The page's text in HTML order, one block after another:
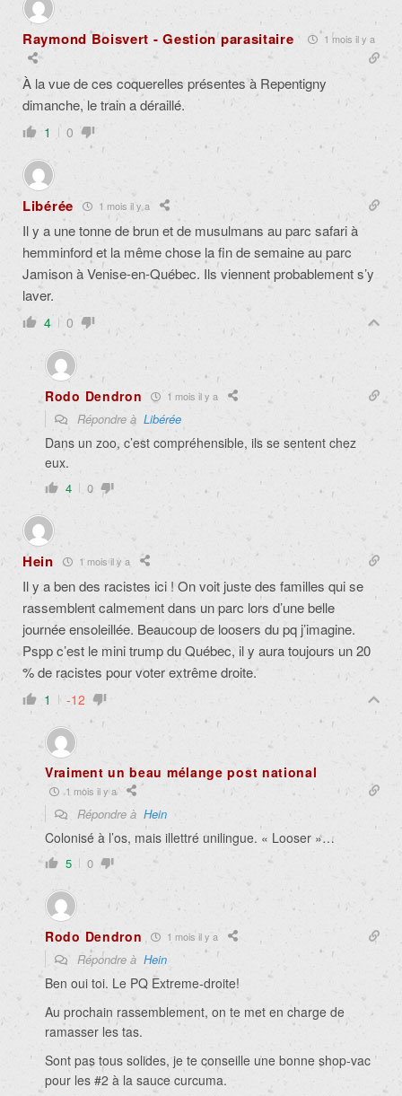
Raymond Boisvert - Gestion parasitaire 1 mois il y a
À la vue de ces coquerelles présentes à Repentigny
dimanche, le train a déraillé.
1 0
Libérée 1 mois il y a
Il y a une tonne de brun et de musulmans au parc safari à
hemminford et la même chose la fin de semaine au parc
Jamison à Venise-en-Québec. Ils viennent probablement s’y
laver.
4 0
Rodo Dendron 1 mois il y a
Répondre à Libérée
Dans un zoo, c’est compréhensible, ils se sentent chez
eux.
4 0
Hein 1 mois il y a
Il y a ben des racistes ici ! On voit juste des familles qui se
rassemblent calmement dans un parc lors d’une belle
journée ensoleillée. Beaucoup de loosers du pq j’imagine.
Pspp c’est le mini trump du Québec, il y aura toujours un 20
% de racistes pour voter extrême droite.
1 -12
Vraiment un beau mélange post national
1 mois il y a
Répondre à Hein
Colonisé à l’os, mais illettré unilingue. « Looser »…
5 0
Rodo Dendron 1 mois il y a
Répondre à Hein
Ben oui toi. Le PQ Extreme-droite!
Au prochain rassemblement, on te met en charge de
ramasser les tas.
Sont pas tous solides, je te conseille une bonne shop-vac
pour les #2 à la sauce curcuma.